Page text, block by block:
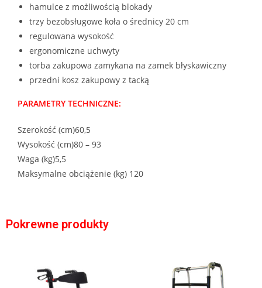
hamulce z możliwością blokady
trzy bezobsługowe koła o średnicy 20 cm
regulowana wysokość
ergonomiczne uchwyty
torba zakupowa zamykana na zamek błyskawiczny
przedni kosz zakupowy z tacką
PARAMETRY TECHNICZNE:
Szerokość (cm)60,5
Wysokość (cm)80 – 93
Waga (kg)5,5
Maksymalne obciążenie (kg) 120
Pokrewne produkty